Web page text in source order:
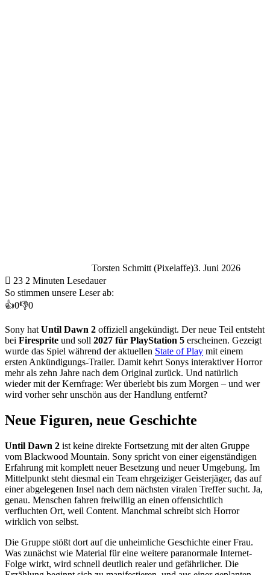
Torsten Schmitt (Pixelaffe)3. Juni 2026
23 2 Minuten Lesedauer
So stimmen unsere Leser ab:
👍0👎0
Sony hat Until Dawn 2 offiziell angekündigt. Der neue Teil entsteht
bei Firesprite und soll 2027 für PlayStation 5 erscheinen. Gezeigt
wurde das Spiel während der aktuellen State of Play mit einem
ersten Ankündigungs-Trailer. Damit kehrt Sonys interaktiver Horror
mehr als zehn Jahre nach dem Original zurück. Und natürlich
wieder mit der Kernfrage: Wer überlebt bis zum Morgen – und wer
wird vorher sehr unschön aus der Handlung entfernt?
Neue Figuren, neue Geschichte
Until Dawn 2 ist keine direkte Fortsetzung mit der alten Gruppe
vom Blackwood Mountain. Sony spricht von einer eigenständigen
Erfahrung mit komplett neuer Besetzung und neuer Umgebung. Im
Mittelpunkt steht diesmal ein Team ehrgeiziger Geisterjäger, das auf
einer abgelegenen Insel nach dem nächsten viralen Treffer sucht. Ja,
genau. Menschen fahren freiwillig an einen offensichtlich
verfluchten Ort, weil Content. Manchmal schreibt sich Horror
wirklich von selbst.
Die Gruppe stößt dort auf die unheimliche Geschichte einer Frau.
Was zunächst wie Material für eine weitere paranormale Internet-
Folge wirkt, wird schnell deutlich realer und gefährlicher. Die